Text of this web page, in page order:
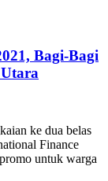
Bagi-Bagi
ke dua belas
Finance
untuk warga